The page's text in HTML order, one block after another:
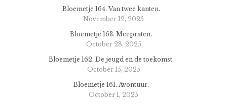
Bloemetje 164. Van twee kanten.
November 12, 2025
Bloemetje 163. Meepraten.
October 28, 2025
Bloemetje 162. De jeugd en de toekomst.
October 15, 2025
Bloemetje 161. Avontuur.
October 1, 2025